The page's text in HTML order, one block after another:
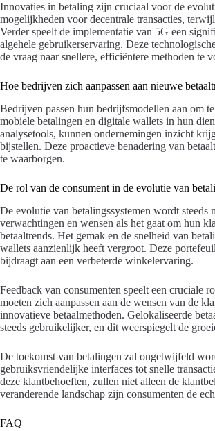
Innovaties in betaling zijn cruciaal voor de
mogelijkheden voor decentrale transacties,
Verder speelt de implementatie van 5G een
algehele gebruikerservaring. Deze
de vraag naar snellere, efficiëntere methoden te
Hoe bedrijven zich aanpassen aan nieuwe
Bedrijven passen hun bedrijfsmodellen aan om
mobiele betalingen en digitale wallets in hun
analysetools, kunnen ondernemingen inzicht
bijstellen. Deze proactieve benadering van
te waarborgen.
De rol van de consument in de evolutie van
De evolutie van betalingssystemen wordt
verwachtingen en wensen als het gaat om hun
betaaltrends. Het gemak en de snelheid van
wallets aanzienlijk heeft vergroot. Deze
bijdraagt aan een verbeterde winkelervaring.
Feedback van consumenten speelt een
moeten zich aanpassen aan de wensen van de
innovatieve betaalmethoden. Gelokaliseerde
steeds gebruikelijker, en dit weerspiegelt de
De toekomst van betalingen zal ongetwijfeld
gebruiksvriendelijke interfaces tot snelle
deze klantbehoeften, zullen niet alleen de
veranderende landschap zijn consumenten de
FAQ